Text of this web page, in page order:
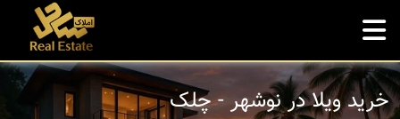
خرید ویلا در نوشهر - چلک